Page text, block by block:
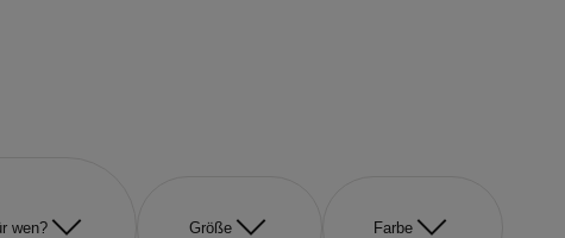
wen? Größe Farbe